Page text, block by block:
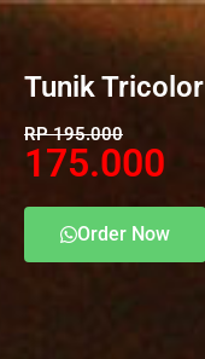
Tunik Tricolor
RP 195.000
175.000
Order Now